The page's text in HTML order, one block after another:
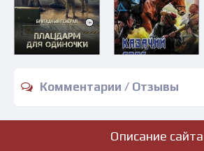
Комментарии / Отзывы
Описание сайта